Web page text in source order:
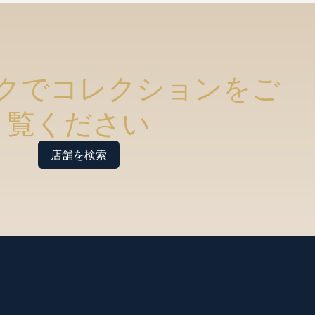
でコレクションをご
覧ください
店舗を検索